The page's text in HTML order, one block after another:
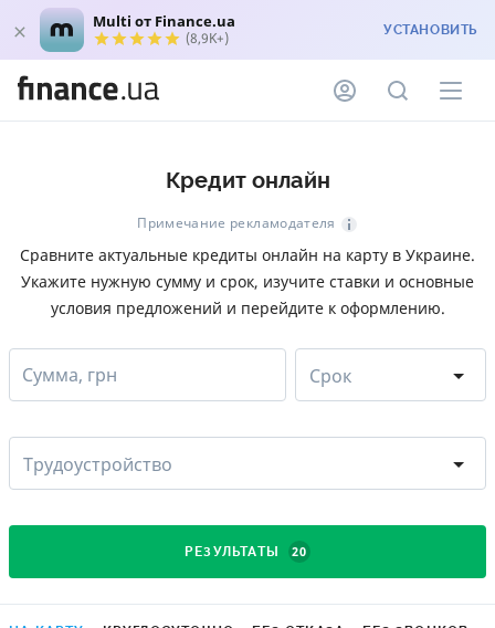
Multi от Finance.ua
(8,9K+) УСТАНОВИТЬ
Кредит онлайн
Примечание рекламодателя
Сравните актуальные кредиты онлайн на карту в Украине.
Укажите нужную сумму и срок, изучите ставки и основные
условия предложений и перейдите к оформлению.
Сумма, грн Срок
Трудоустройство
РЕЗУЛЬТАТЫ 20